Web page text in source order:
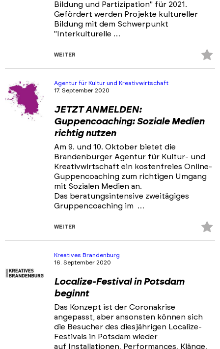
Bildung und Partizipation" für 2021.
Gefördert werden Projekte kultureller
Bildung mit dem Schwerpunkt
"Interkulturelle …
WEITER
Agentur für Kultur und Kreativwirtschaft
17. September 2020
JETZT ANMELDEN:
Guppencoaching: Soziale Medien
richtig nutzen
Am 9. und 10. Oktober bietet die
Brandenburger Agentur für Kultur- und
Kreativwirtschaft ein kostenfreies Online-
Guppencoaching zum richtigen Umgang
mit Sozialen Medien an.
Das beratungsintensive zweitägiges
Gruppencoaching im …
WEITER
Kreatives Brandenburg
16. September 2020
Localize-Festival in Potsdam
beginnt
Das Konzept ist der Coronakrise
angepasst, aber ansonsten können sich
die Besucher des diesjährigen Localize-
Festivals in Potsdam wieder
auf Installationen, Performances, Klänge,